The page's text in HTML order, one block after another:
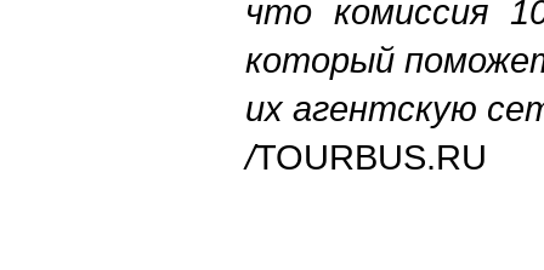
что комиссия
который
их агентскую
/TOURBUS.RU